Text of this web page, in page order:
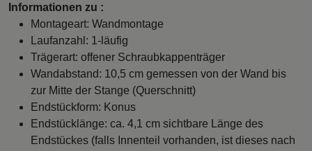
Informationen zu :
Montageart: Wandmontage
Laufanzahl: 1-läufig
Trägerart: offener Schraubkappenträger
Wandabstand: 10,5 cm gemessen von der Wand bis
zur Mitte der Stange (Querschnitt)
Endstückform: Konus
Endstücklänge: ca. 4,1 cm sichtbare Länge des
Endstückes (falls Innenteil vorhanden, ist dieses nach